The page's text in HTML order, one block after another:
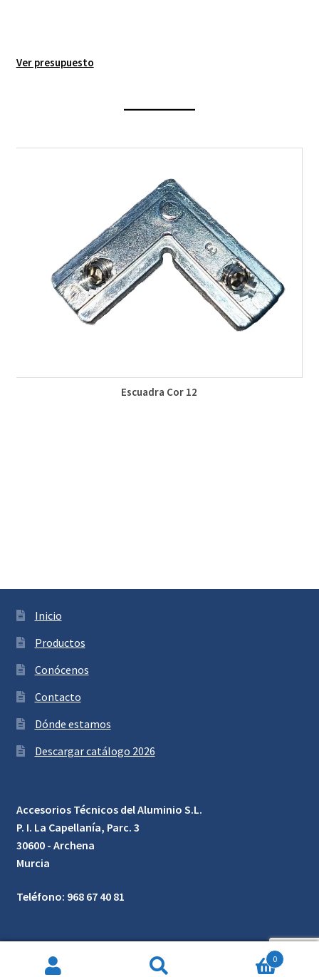
Ver presupuesto
Escuadra Cor 12
Inicio
Productos
Conócenos
Contacto
Dónde estamos
Descargar catálogo 2026
Accesorios Técnicos del Aluminio S.L.
P. I. La Capellanía, Parc. 3
30600 - Archena
Murcia
Teléfono: 968 67 40 81
0